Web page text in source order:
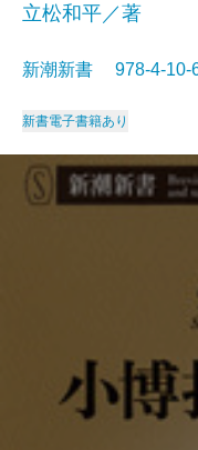
立松和平／著
新潮新書 978-4-
新書電子書籍あり